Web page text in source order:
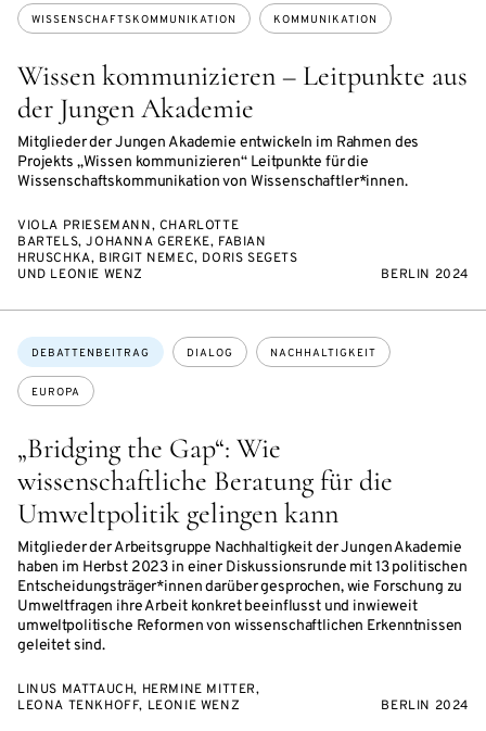
Wissen kommunizieren – Leitpunkte aus
der Jungen Akademie
Mitglieder der Jungen Akademie entwickeln im Rahmen des
Projekts „Wissen kommunizieren“ Leitpunkte für die
Wissenschaftskommunikation von Wissenschaftler*innen.
WISSENSCHAFTSKOMMUNIKATION KOMMUNIKATION
VIOLA PRIESEMANN, CHARLOTTE
BARTELS, JOHANNA GEREKE, FABIAN
HRUSCHKA, BIRGIT NEMEC, DORIS SEGETS
UND LEONIE WENZ
BERLIN 2024
„Bridging the Gap“: Wie
wissenschaftliche Beratung für die
Umweltpolitik gelingen kann
Mitglieder der Arbeitsgruppe Nachhaltigkeit der Jungen Akademie
haben im Herbst 2023 in einer Diskussionsrunde mit 13 politischen
Entscheidungsträger*innen darüber gesprochen, wie Forschung zu
Umweltfragen ihre Arbeit konkret beeinflusst und inwieweit
umweltpolitische Reformen von wissenschaftlichen Erkenntnissen
geleitet sind.
Themen:
DEBATTENBEITRAG DIALOG NACHHALTIGKEIT
EUROPA
LINUS MATTAUCH, HERMINE MITTER,
LEONA TENKHOFF, LEONIE WENZ
BERLIN 2024